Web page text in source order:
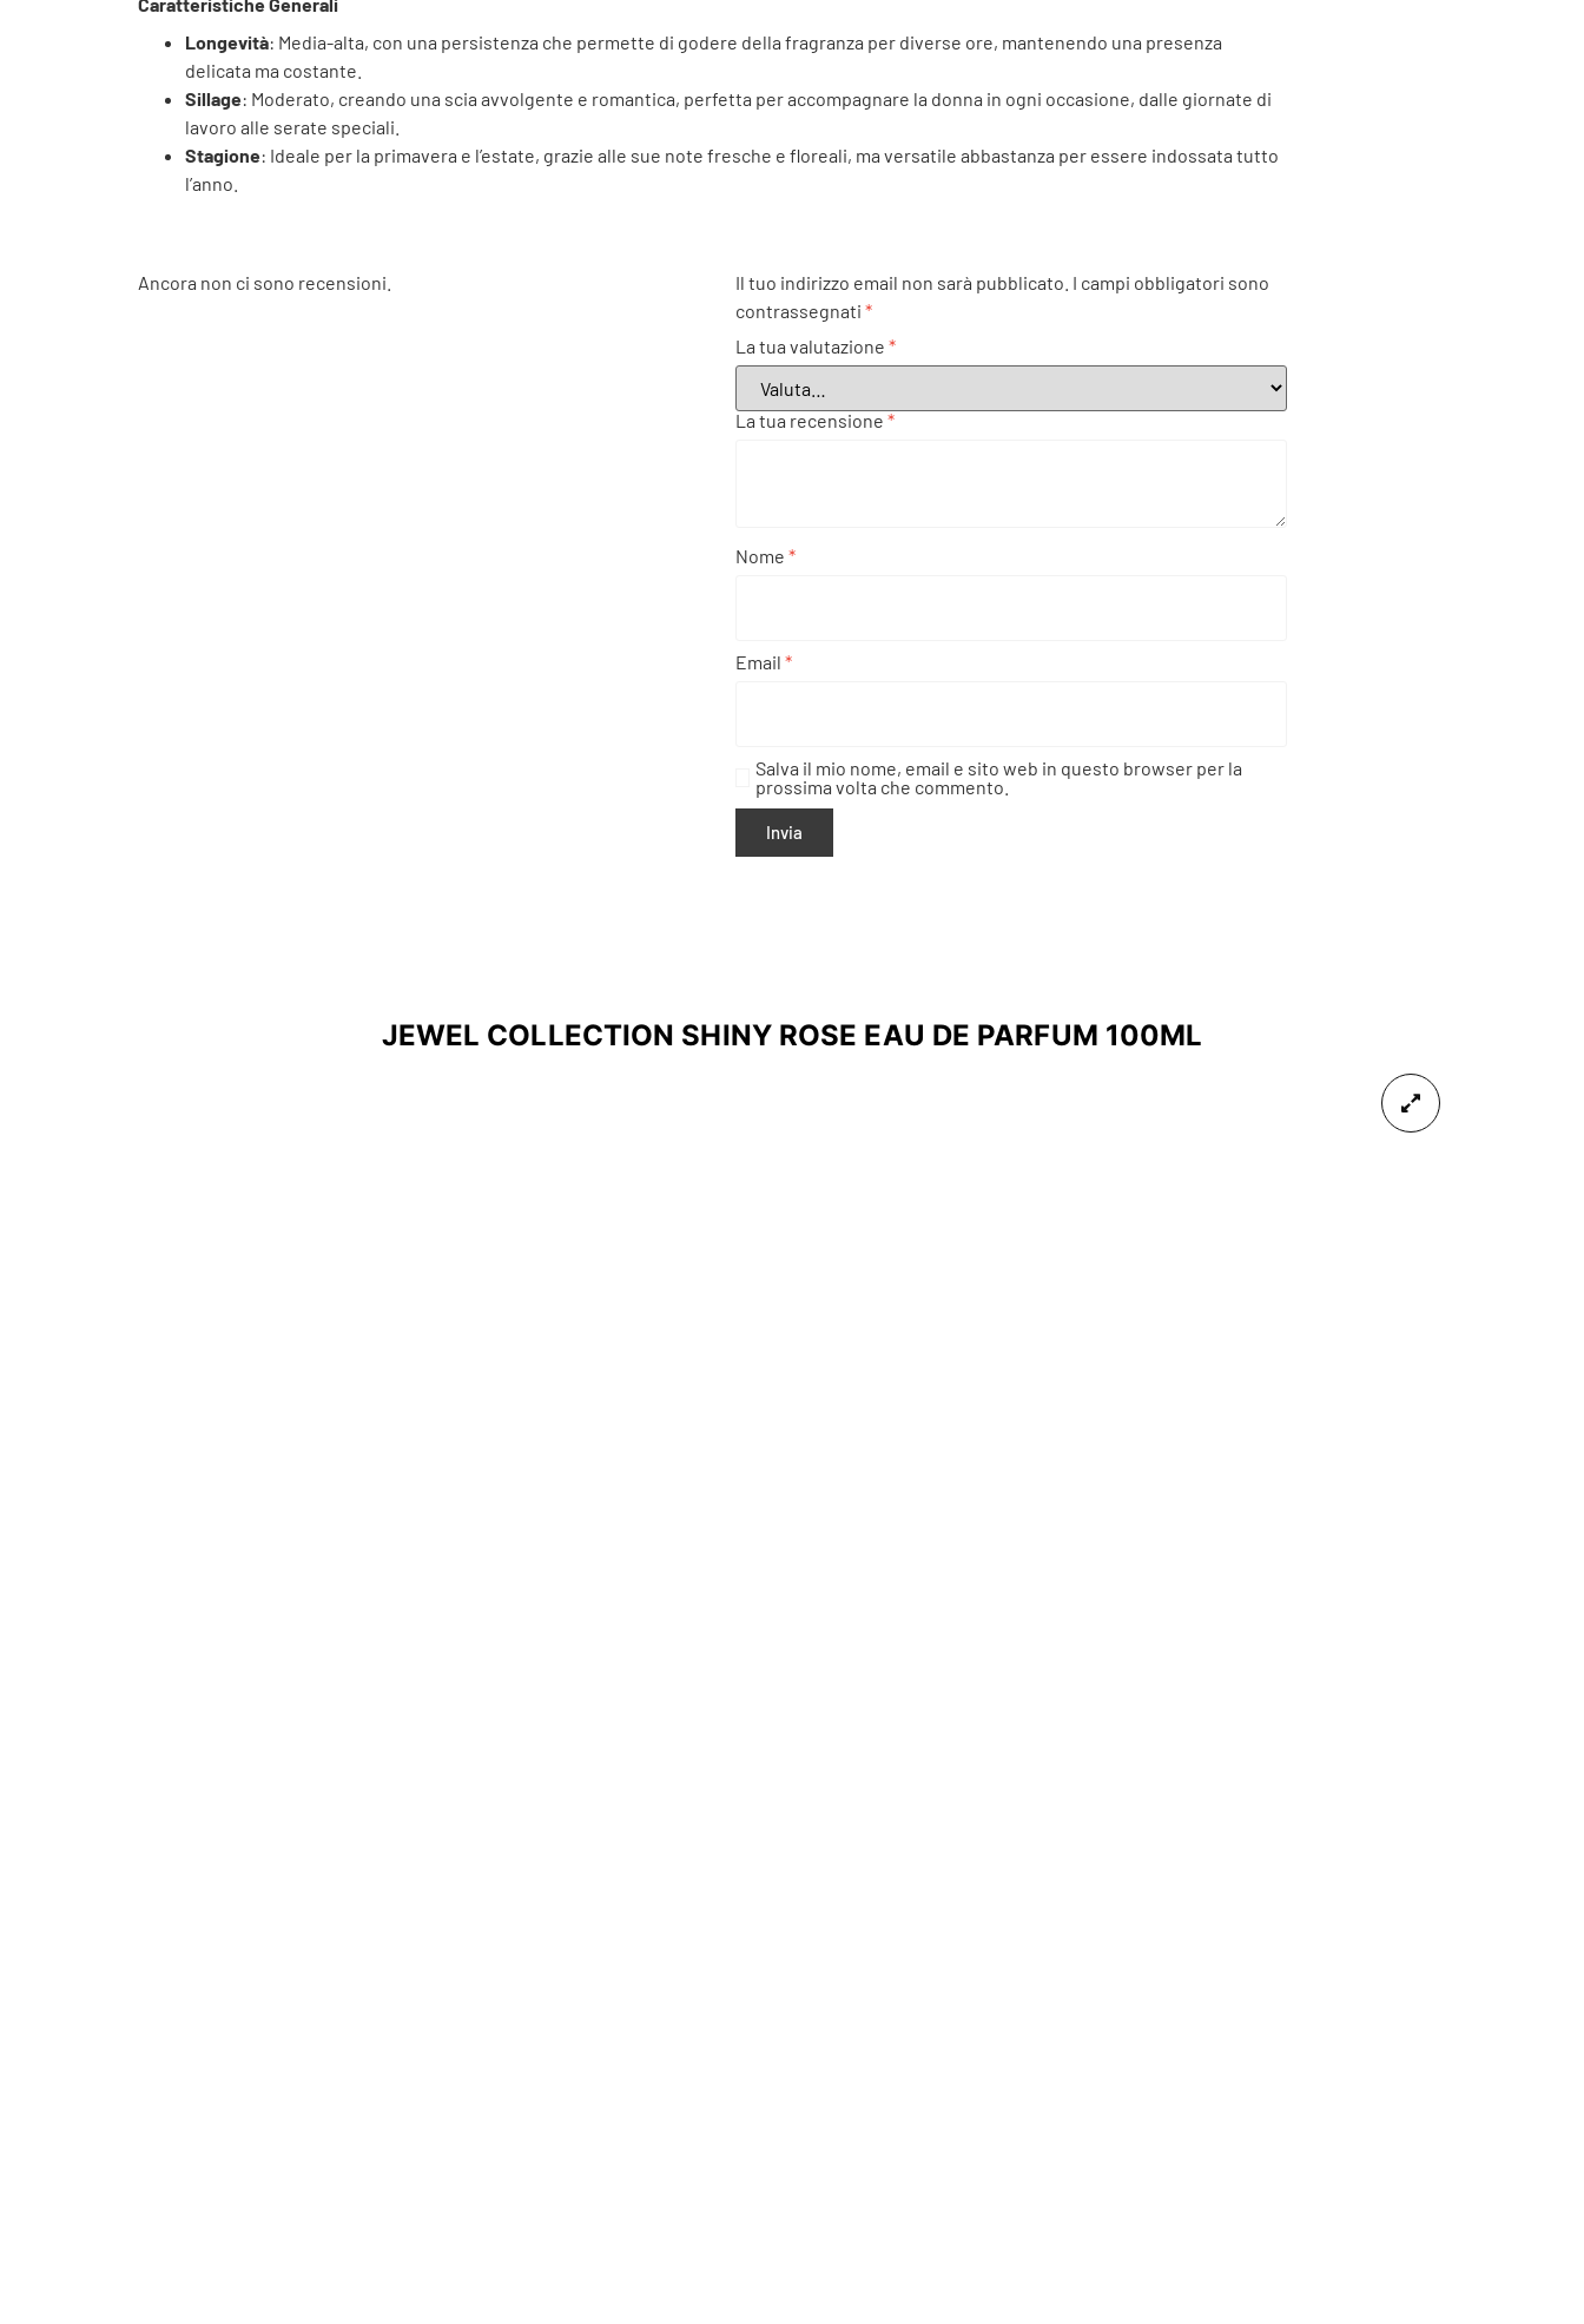
Longevità: Media-alta, con una persistenza che permette di godere della fragranza per diverse ore, mantenendo una presenza
delicata ma costante.
Sillage: Moderato, creando una scia avvolgente e romantica, perfetta per accompagnare la donna in ogni occasione, dalle giornate di
lavoro alle serate speciali.
Stagione: Ideale per la primavera e l’estate, grazie alle sue note fresche e floreali, ma versatile abbastanza per essere indossata tutto
l’anno.
Ancora non ci sono recensioni. Il tuo indirizzo email non sarà pubblicato. I campi obbligatori sono
contrassegnati *
La tua valutazione *
La tua recensione *
Nome *
Email *
Salva il mio nome, email e sito web in questo browser per la
prossima volta che commento.
JEWEL COLLECTION SHINY ROSE EAU DE PARFUM 100ML